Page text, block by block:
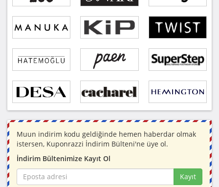
Muun indirim kodu geldiğinde hemen haberdar olmak
istersen, Kuponrazzi İndirim Bülteni'ne üye ol.
İndirim Bültenimize Kayıt Ol
Kayıt